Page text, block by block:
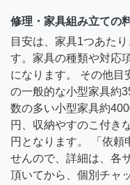
修理・家具組み立ての
目安は、家具1つあた
す。家具の種類や対応
になります。 その他目
の一般的な小型家具約
数の多い小型家具約
円、収納やすのこ付き
円となります。 「依頼
せんので、詳細は、各
頂いてから、個別チャ